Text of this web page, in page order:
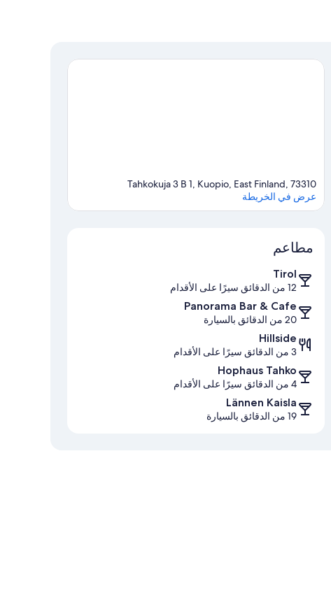
Tahkokuja 3 B 1, Kuopio, East Finland, 73310
عرض في الخريطة
مطاعم
Tirol
12 من الدقائق سيرًا على الأقدام
Panorama Bar & Cafe
20 من الدقائق بالسيارة
Hillside
3 من الدقائق سيرًا على الأقدام
Hophaus Tahko
4 من الدقائق سيرًا على الأقدام
Lännen Kaisla
19 من الدقائق بالسيارة